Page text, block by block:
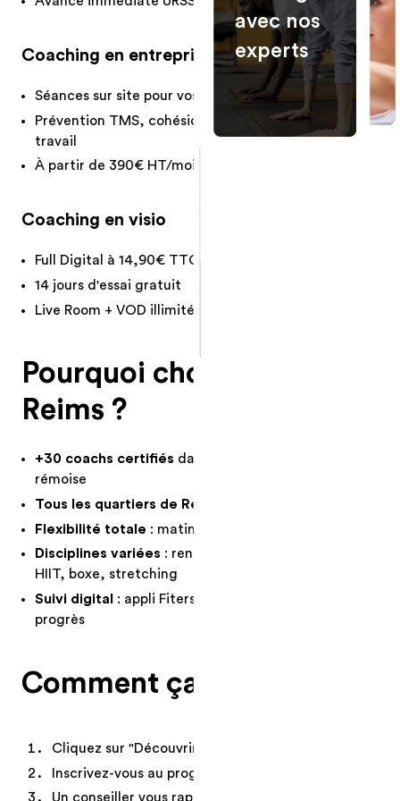
& gestion salle
de sport
Ateliers
santé
Conférence &
atelier bien-
avec nos
experts
Coaching en entreprise
Séances sur site pour vos collaborateurs
Prévention TMS, cohésion d'équipe, bien-être au
travail
À partir de 390€ HT/mois pour les PME
Coaching en visio
Full Digital à 14,90€ TTC/mois
14 jours d'essai gratuit
Live Room + VOD illimitée
Pourquoi choisir Fiters à
Reims ?
+30 coachs certifiés dans toute l'agglomération
rémoise
Tous les quartiers de Reims couverts
Flexibilité totale : matin, midi, soir, week-end
Disciplines variées : renforcement, yoga, Pilates,
HIIT, boxe, stretching
Suivi digital
: appli Fiters pour réserver et suivre vos
progrès
Comment ça marche ?
Cliquez sur "Découvrir nos programmes"
Inscrivez-vous au programme qui vous convient
Un conseiller vous rappelle sous 24h pour trouver